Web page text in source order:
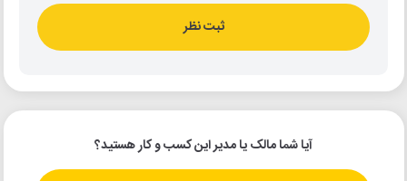
ثبت نظر
آیا شما مالک یا مدیر این کسب و کار هستید؟